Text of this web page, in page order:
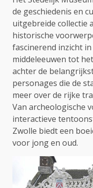
de geschiedenis en
uitgebreide collectie
historische
fascinerend inzicht
middeleeuwen tot
achter de
personages die de
meer over de rijke
Van archeologische
interactieve
Zwolle biedt een
voor jong en oud.